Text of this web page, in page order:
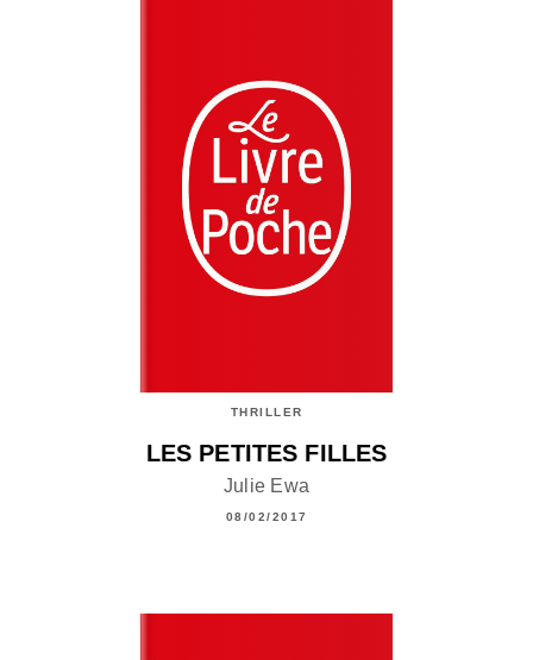
THRILLER
LES PETITES FILLES
Julie Ewa
08/02/2017